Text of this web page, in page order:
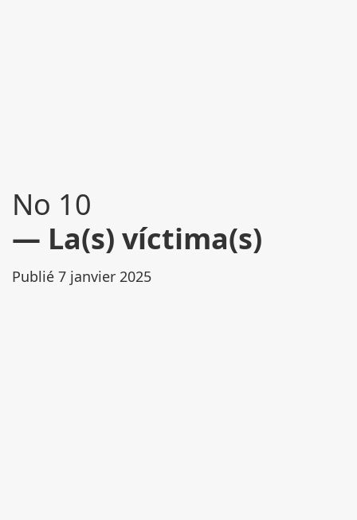
No 10
La(s) víctima(s)
Publié 7 janvier 2025